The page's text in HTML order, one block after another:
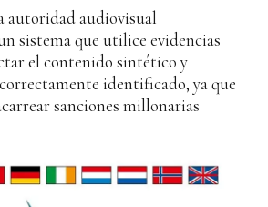
autoridad audiovisual
sistema que utilice evidencias
el contenido sintético y
identificado, ya que
sanciones millonarias